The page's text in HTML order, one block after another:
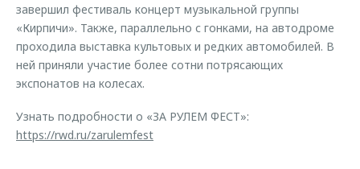
завершил фестиваль концерт музыкальной группы
«Кирпичи». Также, параллельно с гонками, на автодроме
проходила выставка культовых и редких автомобилей. В
ней приняли участие более сотни потрясающих
экспонатов на колесах.
Узнать подробности о «ЗА РУЛЕМ ФЕСТ»:
https://rwd.ru/zarulemfest